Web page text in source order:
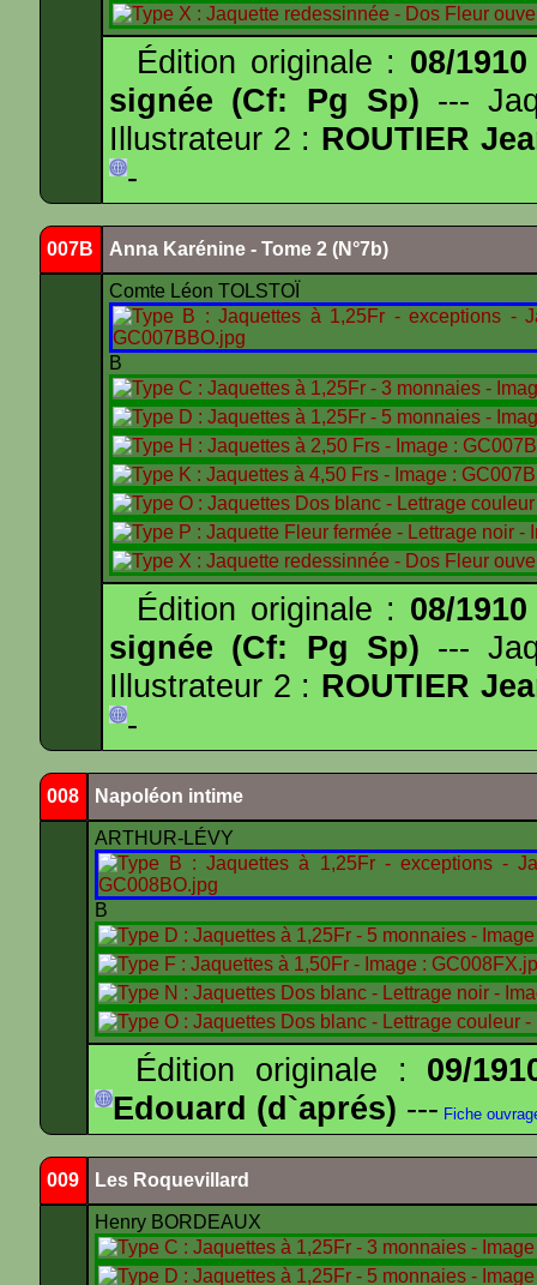
Édition originale : 08/1910
signée (Cf: Pg Sp) ---
Illustrateur 2 : ROUTIER
-
007B Anna Karénine - Tome 2 (N°7b)
Comte Léon TOLSTOÏ
B
Édition originale : 08/1910
signée (Cf: Pg Sp) ---
Illustrateur 2 : ROUTIER
-
008 Napoléon intime
ARTHUR-LÉVY
B
Édition originale : 09/
Edouard (d`aprés) --- Fiche
009 Les Roquevillard
Henry BORDEAUX